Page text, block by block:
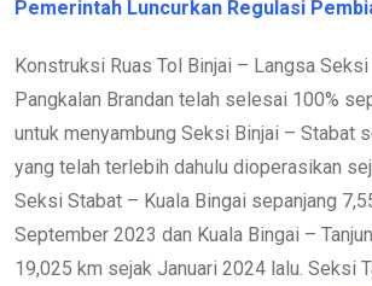
Pemerintah Luncurkan Regulasi
Konstruksi Ruas Tol Binjai – Langsa Seksi
Pangkalan Brandan telah selesai 100%
untuk menyambung Seksi Binjai – Stabat
yang telah terlebih dahulu dioperasikan
Seksi Stabat – Kuala Bingai sepanjang
September 2023 dan Kuala Bingai –
19,025 km sejak Januari 2024 lalu. Seksi